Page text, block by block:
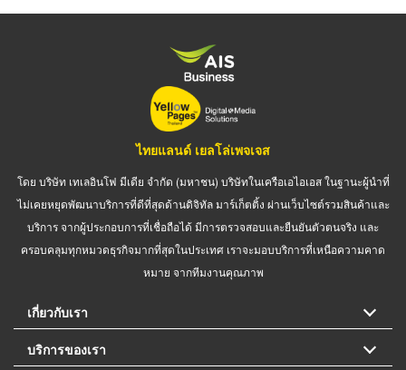
ไทยแลนด์ เยลโล่เพจเจส
โดย บริษัท เทเลอินโฟ มีเดีย จำกัด (มหาชน) บริษัทในเครือเอไอเอส ในฐานะผู้นำที่
ไม่เคยหยุดพัฒนาบริการที่ดีที่สุดด้านดิจิทัล มาร์เก็ตติ้ง ผ่านเว็บไซต์รวมสินค้าและ
บริการ จากผู้ประกอบการที่เชื่อถือได้ มีการตรวจสอบและยืนยันตัวตนจริง และ
ครอบคลุมทุกหมวดธุรกิจมากที่สุดในประเทศ เราจะมอบบริการที่เหนือความคาด
หมาย จากทีมงานคุณภาพ
เกี่ยวกับเรา
บริการของเรา